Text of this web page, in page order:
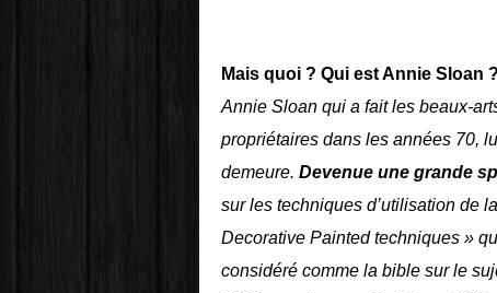
Mais quoi ? Qui est Annie Sloan ?
Annie Sloan qui a fait les beaux-
propriétaires dans les années 70,
demeure. Devenue une grande
sur les techniques d’utilisation de
Decorative Painted techniques »
considéré comme la bible sur le